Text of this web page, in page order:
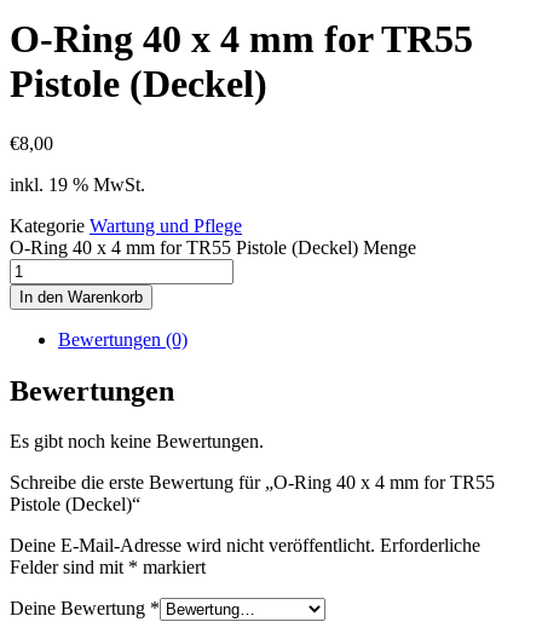
O-Ring 40 x 4 mm for TR55
Pistole (Deckel)
€8,00
inkl. 19 % MwSt.
Kategorie Wartung und Pflege
O-Ring 40 x 4 mm for TR55 Pistole (Deckel) Menge
In den Warenkorb
Bewertungen (0)
Bewertungen
Es gibt noch keine Bewertungen.
Schreibe die erste Bewertung für „O-Ring 40 x 4 mm for TR55
Pistole (Deckel)“
Deine E-Mail-Adresse wird nicht veröffentlicht. Erforderliche
Felder sind mit * markiert
Deine Bewertung *